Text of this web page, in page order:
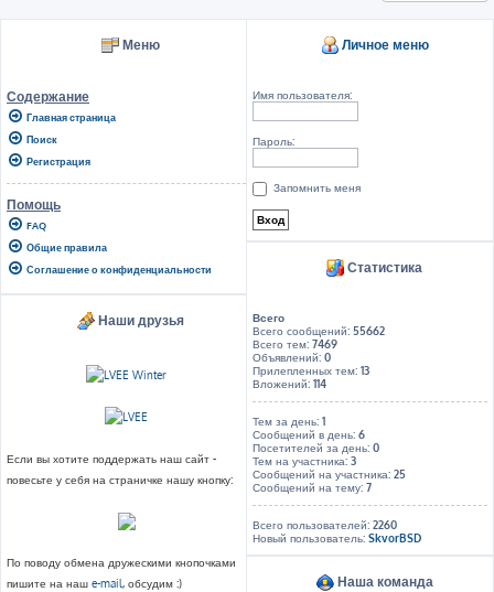
Меню
Содержание
Главная страница
Поиск
Регистрация
Помощь
FAQ
Общие правила
Соглашение о конфиденциальности
Наши друзья
Если вы хотите поддержать наш сайт -
повесьте у себя на страничке нашу кнопку:
По поводу обмена дружескими кнопочками
пишите на наш e-mail, обсудим :)
Личное меню
Имя пользователя:
Пароль:
Запомнить меня
Статистика
Всего
Всего сообщений:55662
Всего тем:7469
Объявлений:0
Прилепленных тем:13
Вложений:114
Тем за день:1
Сообщений в день:6
Посетителей за день:0
Тем на участника:3
Сообщений на участника:25
Сообщений на тему:7
Всего пользователей:2260
Новый пользователь:SkvorBSD
Наша команда